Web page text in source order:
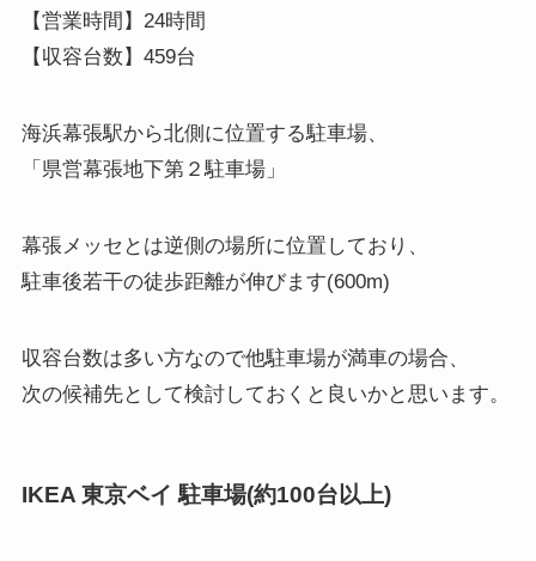
【営業時間】24時間
【収容台数】459台
海浜幕張駅から北側に位置する駐車場、
「県営幕張地下第２駐車場」
幕張メッセとは逆側の場所に位置しており、
駐車後若干の徒歩距離が伸びます(600m)
収容台数は多い方なので他駐車場が満車の場合、
次の候補先として検討しておくと良いかと思います。
IKEA 東京ベイ 駐車場(約100台以上)